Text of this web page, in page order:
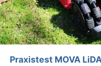
Praxistest MOVA